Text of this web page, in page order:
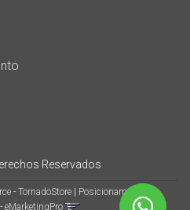
Reservados
- TornadoStore
Posicionamiento en
eMarketingPro